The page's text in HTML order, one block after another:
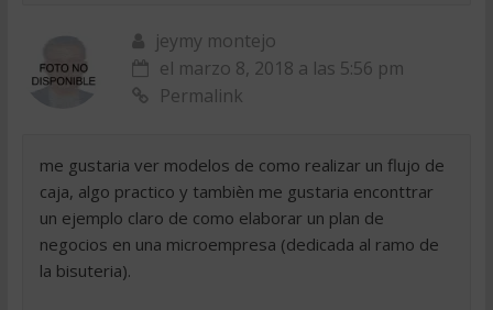
jeymy montejo
el marzo 8, 2018 a las 5:56 pm
Permalink
me gustaria ver modelos de como realizar un flujo de
caja, algo practico y tambièn me gustaria enconttrar
un ejemplo claro de como elaborar un plan de
negocios en una microempresa (dedicada al ramo de
la bisuteria).